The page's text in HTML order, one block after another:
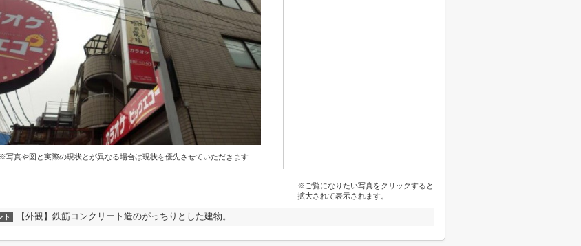
※写真や図と実際の現状とが異なる場合は現状を優先させていただきます
※ご覧になりたい写真をクリックすると
拡大されて表示されます。
ト 【外観】鉄筋コンクリート造のがっちりとした建物。